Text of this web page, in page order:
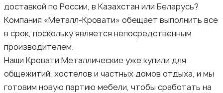
доставкой по России, в Казахстан или Беларусь?
Компания «Металл-Кровати» обещает выполнить все
в срок, поскольку является непосредственным
производителем.
Наши Кровати Металлические уже купили для
общежитий, хостелов и частных домов отдыха, и мы
готовим новую партию мебели, чтобы сработать на